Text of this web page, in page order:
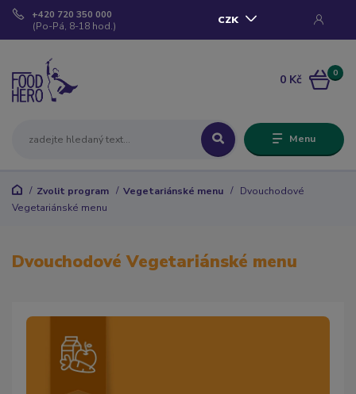
Menu
CZK
+420 720 350 000
(Po-Pá, 8-18 hod.)
0
0 Kč
Zvolit program Vegetariánské menu
Dvouchodové
Vegetariánské menu
Dvouchodové Vegetariánské menu